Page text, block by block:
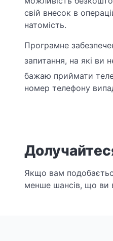
свій внесок в
натомість.
Програмне
запитання, на які ви
бажаю приймати
номер телефону
Якщо вам
менше шансів, що ви